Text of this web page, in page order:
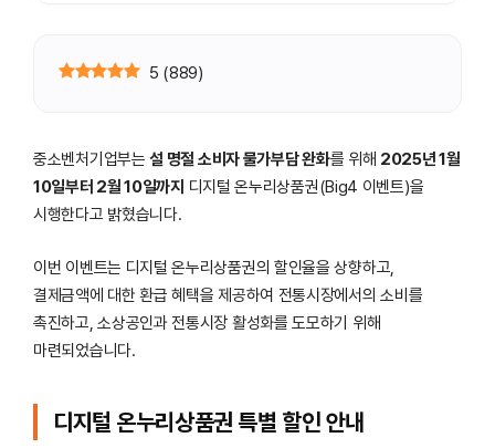
5 (889)
중소벤처기업부는설 명절 소비자 물가부담 완화를 위해 2025년 1월
10일부터 2월 10일까지 디지털 온누리상품권(Big4 이벤트)을
시행한다고 밝혔습니다.
이번 이벤트는 디지털 온누리상품권의 할인율을 상향하고,
결제금액에 대한 환급 혜택을 제공하여 전통시장에서의 소비를
촉진하고, 소상공인과 전통시장 활성화를 도모하기 위해
마련되었습니다.
디지털 온누리상품권 특별 할인 안내